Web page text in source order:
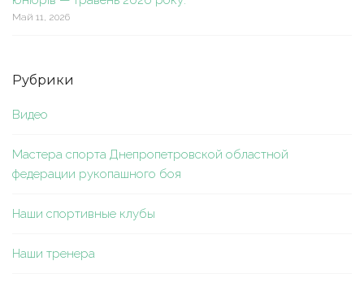
Май 11, 2026
Рубрики
Видео
Мастера спорта Днепропетровской областной
федерации рукопашного боя
Наши спортивные клубы
Наши тренера